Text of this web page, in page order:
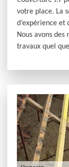
votre place. La
d’expérience et
Nous avons
travaux quel